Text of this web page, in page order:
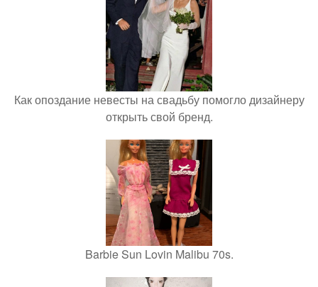
Как опоздание невесты на свадьбу помогло дизайнеру
открыть свой бренд.
Barbie Sun Lovin Malibu 70s.